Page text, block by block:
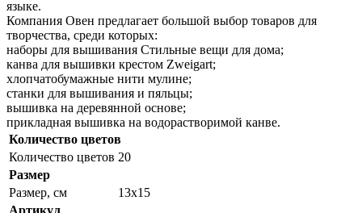
языке.
Компания Овен предлагает большой выбор товаров для
творчества, среди которых:
наборы для вышивания Стильные вещи для дома;
канва для вышивки крестом Zweigart;
хлопчатобумажные нити мулине;
станки для вышивания и пяльцы;
вышивка на деревянной основе;
прикладная вышивка на водорастворимой канве.
Количество цветов
Количество цветов 20
Размер
Размер, см
13x15
Артикул